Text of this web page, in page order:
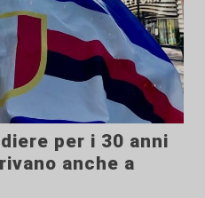
per i 30 anni
anche a